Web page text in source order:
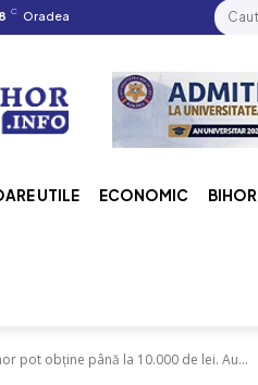
C Oradea
UTILE ECONOMIC BIHOR
pot obține până la 10.000 de lei. Au...